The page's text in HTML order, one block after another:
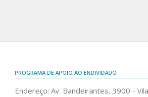
PROGRAMA DE APOIO AO ENDIVIDADO
Endereço: Av. Bandeirantes, 3900 - Vila